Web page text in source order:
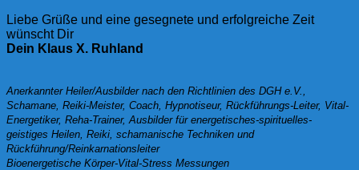
Liebe Grüße und eine gesegnete und erfolgreiche Zeit
wünscht Dir
Dein Klaus X. Ruhland
Anerkannter Heiler/Ausbilder nach den Richtlinien des DGH e.V.,
Schamane, Reiki-Meister, Coach, Hypnotiseur, Rückführungs-Leiter, Vital-
Energetiker, Reha-Trainer, Ausbilder für energetisches-spirituelles-
geistiges Heilen, Reiki, schamanische Techniken und
Rückführung/Reinkarnationsleiter
Bioenergetische Körper-Vital-Stress Messungen